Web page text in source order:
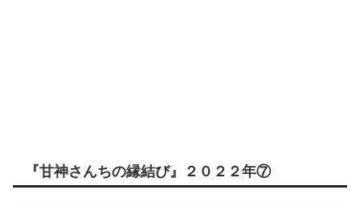
『甘神さんちの縁結び』２０２２年⑦